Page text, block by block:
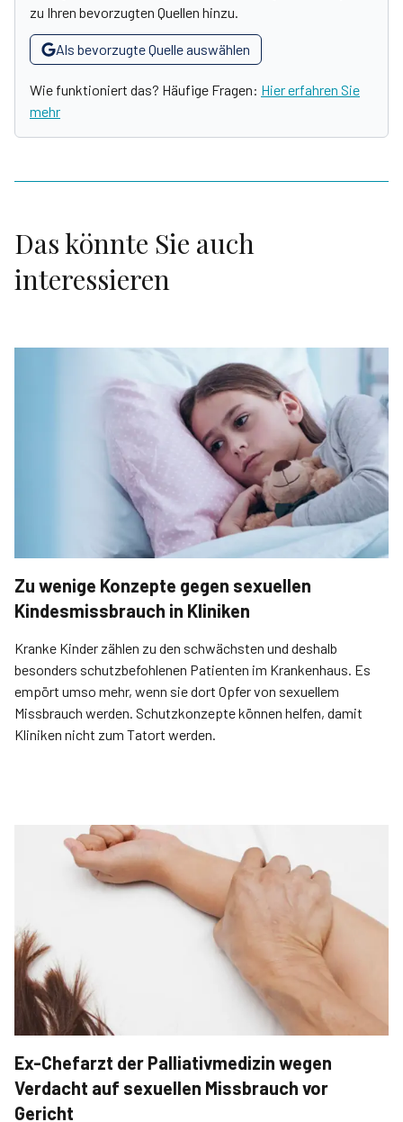
zu Ihren bevorzugten Quellen hinzu.
Als bevorzugte Quelle auswählen
Wie funktioniert das? Häufige Fragen: Hier erfahren Sie
mehr
Das könnte Sie auch
interessieren
Zu wenige Konzepte gegen sexuellen
Kindesmissbrauch in Kliniken
Kranke Kinder zählen zu den schwächsten und deshalb
besonders schutzbefohlenen Patienten im Krankenhaus. Es
empört umso mehr, wenn sie dort Opfer von sexuellem
Missbrauch werden. Schutzkonzepte können helfen, damit
Kliniken nicht zum Tatort werden.
Ex-Chefarzt der Palliativmedizin wegen
Verdacht auf sexuellen Missbrauch vor
Gericht